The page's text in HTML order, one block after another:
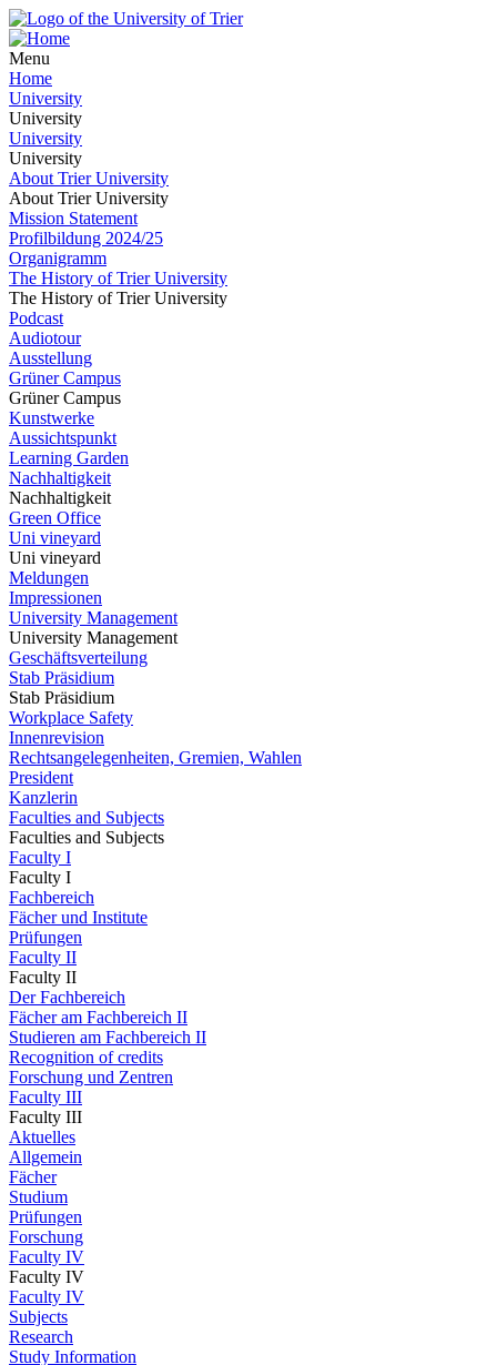
Menu
Home
University
University
University
University
About Trier University
About Trier University
Mission Statement
Profilbildung 2024/25
Organigramm
The History of Trier University
The History of Trier University
Podcast
Audiotour
Ausstellung
Grüner Campus
Grüner Campus
Kunstwerke
Aussichtspunkt
Learning Garden
Nachhaltigkeit
Nachhaltigkeit
Green Office
Uni vineyard
Uni vineyard
Meldungen
Impressionen
University Management
University Management
Geschäftsverteilung
Stab Präsidium
Stab Präsidium
Workplace Safety
Innenrevision
Rechtsangelegenheiten, Gremien, Wahlen
President
Kanzlerin
Faculties and Subjects
Faculties and Subjects
Faculty I
Faculty I
Fachbereich
Fächer und Institute
Prüfungen
Faculty II
Faculty II
Der Fachbereich
Fächer am Fachbereich II
Studieren am Fachbereich II
Recognition of credits
Forschung und Zentren
Faculty III
Faculty III
Aktuelles
Allgemein
Fächer
Studium
Prüfungen
Forschung
Faculty IV
Faculty IV
Faculty IV
Subjects
Research
Study Information